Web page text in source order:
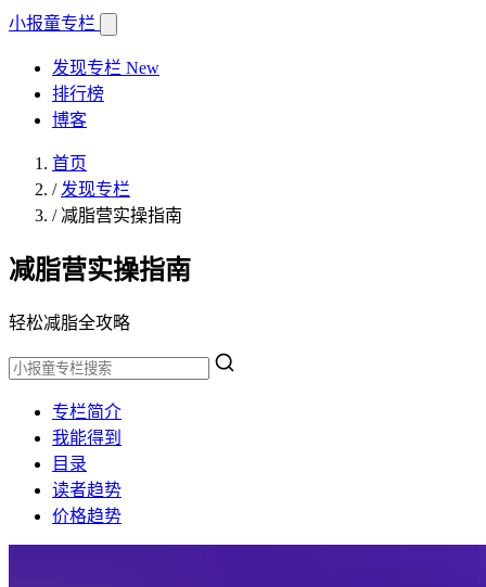
小报童专栏
发现专栏 New
排行榜
博客
首页
/ 发现专栏
/ 减脂营实操指南
减脂营实操指南
轻松减脂全攻略
专栏简介
我能得到
目录
读者趋势
价格趋势